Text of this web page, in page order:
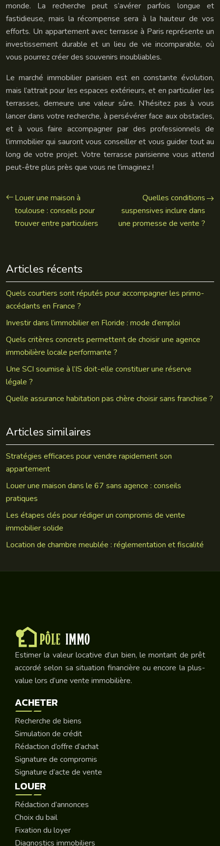
monde. La recherche peut s’avérer parfois longue et
fastidieuse, mais la récompense sera à la hauteur de vos
efforts. Un appartement avec terrasse à Paris représente un
investissement durable et un lieu de vie incomparable, où
vous pourrez créer des souvenirs inoubliables.
Le marché immobilier parisien est en constante évolution,
mais l’attrait pour les espaces extérieurs, et en particulier les
terrasses, demeure une valeur sûre. N’hésitez pas à vous
lancer dans votre recherche, à persévérer face aux obstacles,
et à vous faire accompagner par des professionnels de
l’immobilier qui sauront vous conseiller et vous guider tout au
long de votre projet. Votre terrasse parisienne vous attend
peut-être plus près que vous ne l’imaginez !
Louer une maison à
toulouse : conseils pour
trouver entre particuliers
Quelles conditions
suspensives inclure dans
une promesse de vente ?
Articles récents
Quels courtiers sont réputés pour accompagner les primo-
accédants en France ?
Investir dans l’immobilier en Floride : mode d’emploi
Quels critères concrets permettent de choisir une agence
immobilière locale performante ?
Une SCI soumise à l’IS doit-elle constituer une réserve
légale ?
Quelle assurance habitation pas chère choisir sans franchise ?
Articles similaires
Stratégies efficaces pour vendre rapidement son
appartement
Louer une maison dans le 67 sans agence : conseils
pratiques
Les étapes clés pour rédiger un compromis de vente
immobilier solide
Location de chambre meublée : réglementation et fiscalité
Estimer la valeur locative d’un bien, le montant de prêt
accordé selon sa situation financière ou encore la plus-
value lors d’une vente immobilière.
ACHETER
Recherche de biens
Simulation de crédit
Rédaction d’offre d’achat
Signature de compromis
Signature d’acte de vente
LOUER
Rédaction d’annonces
Choix du bail
Fixation du loyer
Diagnostics immobiliers